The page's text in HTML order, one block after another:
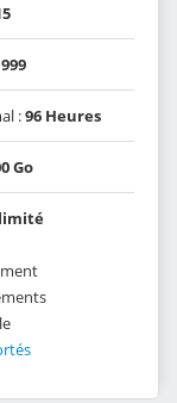
999
:96 Heures
Go